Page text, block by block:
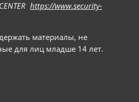
https://www.security-
материалы, не
для лиц младше 14 лет.